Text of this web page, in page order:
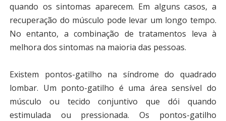
quando os sintomas aparecem. Em alguns casos, a
recuperação do músculo pode levar um longo tempo.
No entanto, a combinação de tratamentos leva à
melhora dos sintomas na maioria das pessoas.
Existem pontos-gatilho na síndrome do quadrado
lombar. Um ponto-gatilho é uma área sensível do
músculo ou tecido conjuntivo que dói quando
estimulada ou pressionada. Os pontos-gatilho